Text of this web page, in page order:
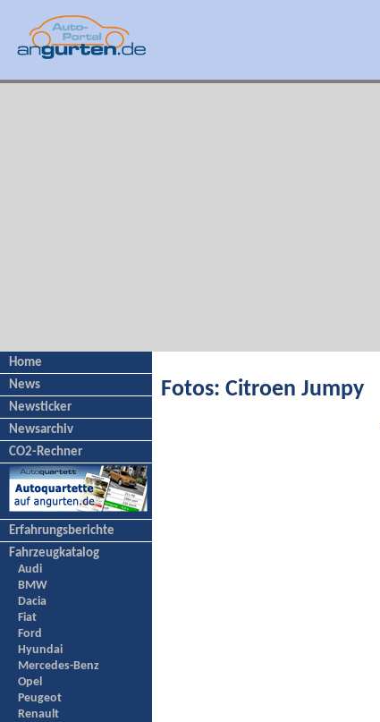
Home
News
Newsticker
Newsarchiv
CO2-Rechner
Erfahrungsberichte
Fahrzeugkatalog
Audi
BMW
Dacia
Fiat
Ford
Hyundai
Mercedes-Benz
Opel
Peugeot
Renault
Fotos: Citroen Jumpy